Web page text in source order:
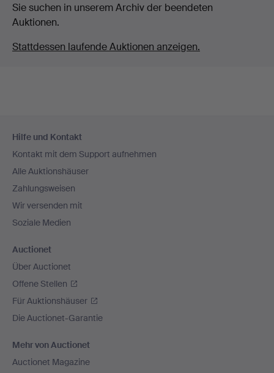
Sie suchen in unserem Archiv der beendeten
Auktionen.
Stattdessen laufende Auktionen anzeigen.
Navigation
Hilfe und Kontakt
Kontakt mit dem Support aufnehmen
Alle Auktionshäuser
Zahlungsweisen
Wir versenden mit
Soziale Medien
Auctionet
Über Auctionet
Offene Stellen
Für Auktionshäuser
Die Auctionet-Garantie
Mehr von Auctionet
Auctionet Magazine